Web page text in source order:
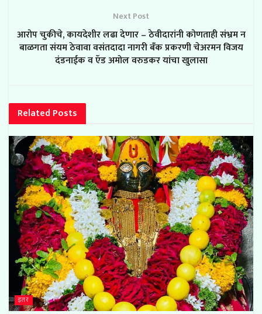
Next Post
आरोप चुकीचे, कायदेशीर लढा देणार – ठेवीदारांनी कोणताही संभ्रम न
बाळगता संयम ठेवावा वसंतदादा नागरी बँक प्रकरणी चेअरमन विजय
दंडनाईक व ऍड अमोल वरुडकर यांचा खुलासा
Related Posts
इतर